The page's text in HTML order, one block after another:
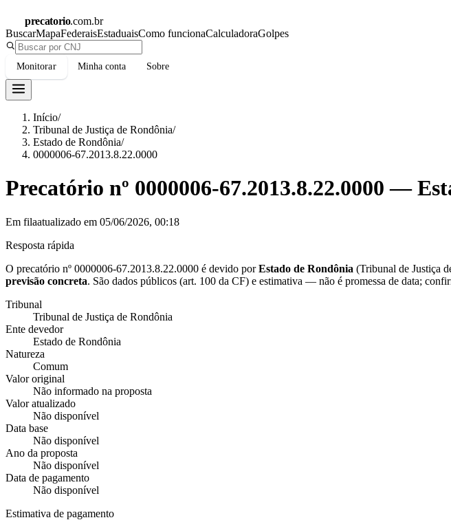
precatorio.com.br
BuscarMapaFederaisEstaduaisComo funcionaCalculadoraGolpes
Monitorar Minha conta Sobre
Início/
Tribunal de Justiça de Rondônia/
Estado de Rondônia/
0000006-67.2013.8.22.0000
Precatório nº 0000006-67.2013.8.22.0000 —
Em filaatualizado em 05/06/2026, 00:18
Resposta rápida
O precatório nº 0000006-67.2013.8.22.0000 é devido porEstado de Rondônia (Tribunal de Justiça
previsão concreta. São dados públicos (art. 100 da CF) e estimativa — não é promessa de data;
Tribunal
Tribunal de Justiça de Rondônia
Ente devedor
Estado de Rondônia
Natureza
Comum
Valor original
Não informado na proposta
Valor atualizado
Não disponível
Data base
Não disponível
Ano da proposta
Não disponível
Data de pagamento
Não disponível
Estimativa de pagamento